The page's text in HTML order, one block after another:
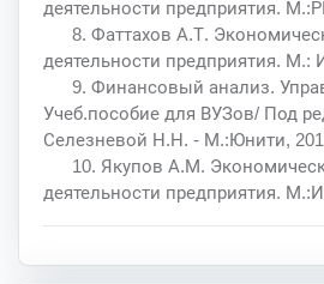
деятельности предприятия.
8. Фаттахов А.Т.
деятельности предприятия. М.:
9. Финансовый анализ.
Учеб.пособие для ВУЗов/ Под
Селезневой Н.Н. - М.:Юнити,
10. Якупов А.М.
деятельности предприятия.